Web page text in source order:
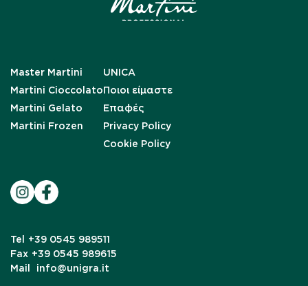
Master Martini
Martini Cioccolato
Martini Gelato
Martini Frozen
UNICA
Ποιοι είμαστε
Επαφές
Privacy Policy
Cookie Policy
Tel
+39 0545 989511
Fax +39 0545 989615
Mail
info@unigra.it